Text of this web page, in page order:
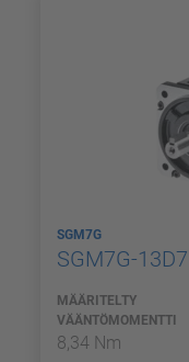
SGM7G
SGM7G-
MÄÄRITELTY
VÄÄNTÖMOMENTTI
8,34 Nm